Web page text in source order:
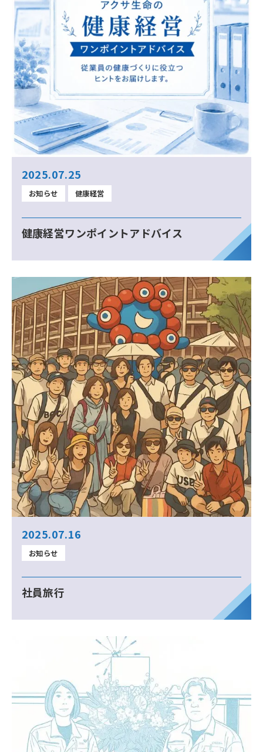
2025.07.25
お知らせ 健康経営
健康経営ワンポイントアドバイス
2025.07.16
お知らせ
社員旅行